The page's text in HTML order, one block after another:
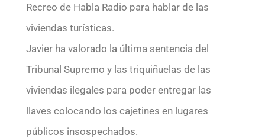
Recreo de Habla Radio para hablar de las
viviendas turísticas.
Javier ha valorado la última sentencia del
Tribunal Supremo y las triquiñuelas de las
viviendas ilegales para poder entregar las
llaves colocando los cajetines en lugares
públicos insospechados.